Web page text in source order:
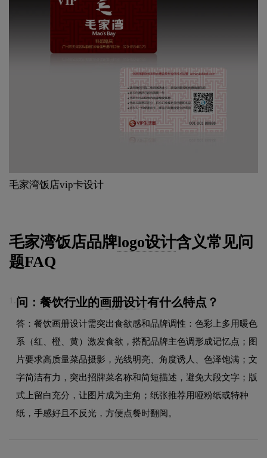
毛家湾饭店vip卡设计
毛家湾饭店品牌logo设计含义常见问
题FAQ
问：餐饮行业的画册设计有什么特点？
答：餐饮画册设计需突出食欲感和品牌调性：色彩上多用暖色
系（红、橙、黄）激发食欲，搭配品牌主色调形成记忆点；图
片要求高质量菜品摄影，光线明亮、角度诱人、色泽饱满；文
字简洁有力，突出招牌菜名称和简短描述，避免大段文字；版
式上留白充分，让图片成为主角；纸张推荐用哑粉纸或特种
纸，手感好且不反光，方便点餐时翻阅。